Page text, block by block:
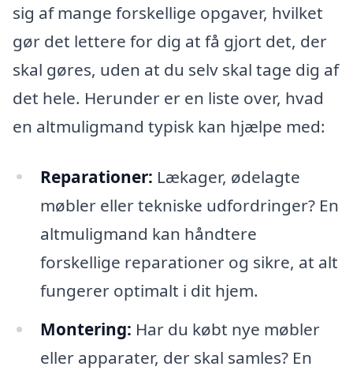
sig af mange forskellige opgaver, hvilket
gør det lettere for dig at få gjort det, der
skal gøres, uden at du selv skal tage dig af
det hele. Herunder er en liste over, hvad
en altmuligmand typisk kan hjælpe med:
Reparationer: Lækager, ødelagte
møbler eller tekniske udfordringer? En
altmuligmand kan håndtere
forskellige reparationer og sikre, at alt
fungerer optimalt i dit hjem.
Montering: Har du købt nye møbler
eller apparater, der skal samles? En